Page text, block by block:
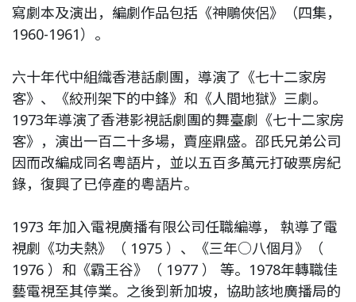
寫劇本及演出，編劇作品包括《神鵰俠侶》（四集，
1960-1961）。
六十年代中組織香港話劇團，導演了《七十二家房
客》、《絞刑架下的中鋒》和《人間地獄》三劇。
1973年導演了香港影視話劇團的舞臺劇《七十二家房
客》，演出一百二十多場，賣座鼎盛。邵氏兄弟公司
因而改編成同名粵語片，並以五百多萬元打破票房紀
錄，復興了已停產的粵語片。
1973 年加入電視廣播有限公司任職編導， 執導了電
視劇《功夫熱》（ 1975 ）、《三年○八個月》（
1976 ）和《霸王谷》（ 1977 ） 等。1978年轉職佳
藝電視至其停業。之後到新加坡，協助該地廣播局的